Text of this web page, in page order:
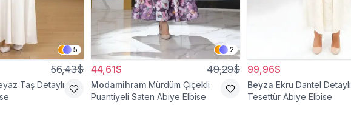
5
56,43$
Taş Detaylı
2
44,61$ 49,29$
Modamihram Mürdüm Çiçekli
Puantiyeli Saten Abiye Elbise
99,96$
Beyza Ekru Dantel Detaylı
Tesettür Abiye Elbise